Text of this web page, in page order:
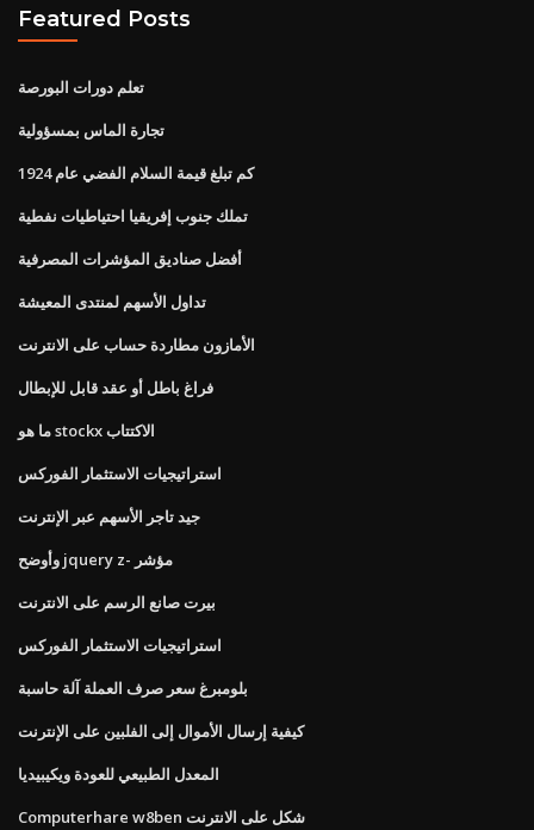
Featured Posts
تعلم دورات البورصة
تجارة الماس بمسؤولية
كم تبلغ قيمة السلام الفضي عام 1924
تملك جنوب إفريقيا احتياطيات نفطية
أفضل صناديق المؤشرات المصرفية
تداول الأسهم لمنتدى المعيشة
الأمازون مطاردة حساب على الانترنت
فراغ باطل أو عقد قابل للإبطال
ما هو stockx الاكتتاب
استراتيجيات الاستثمار الفوركس
جيد تاجر الأسهم عبر الإنترنت
وأوضح jquery z- مؤشر
بيرت صانع الرسم على الانترنت
استراتيجيات الاستثمار الفوركس
بلومبرغ سعر صرف العملة آلة حاسبة
كيفية إرسال الأموال إلى الفلبين على الإنترنت
المعدل الطبيعي للعودة ويكيبيديا
Computerhare w8ben شكل على الانترنت